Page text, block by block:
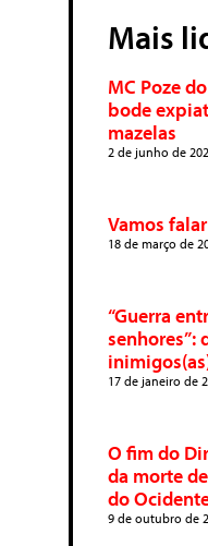
Mais
MC Poze
bode
mazelas
2 de junho de
Vamos
18 de março de
“Guerra
senhores”:
17 de janeiro de
O fim do
da morte
do
9 de outubro de